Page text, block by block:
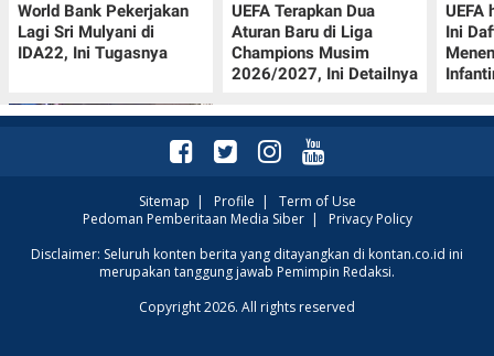
World Bank Pekerjakan
Lagi Sri Mulyani di
IDA22, Ini Tugasnya
UEFA Terapkan Dua
Aturan Baru di Liga
Champions Musim
2026/2027, Ini Detailnya
UEFA
Ini
Jadwal Perempat Final
GOTF MLBB 2026: ONIC
Amankan Semifinal
Sitemap | Profile | Term of Use
Pedoman Pemberitaan Media Siber| Privacy Policy
Disclaimer: Seluruh konten berita yang ditayangkan di kontan.co.id ini
merupakan tanggung jawab Pemimpin Redaksi.
Copyright 2026. All rights reserved